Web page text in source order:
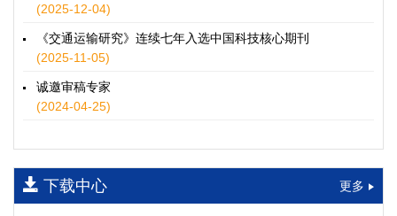
水运港-船多能源融合技术及集成应用——以宁波舟山港穿山港
童亮, 袁裕鹏, 袁成清, 唐道贵, 钟晓晖, 严新平
2026, 12(3): 125-136.
9931.2026.03.010
摘要 (33 ) HTML
师瑞峰, 程龙飞, 张凌志, 王亚彬, 刘状壮
2026, 12(3): 137-150.https://doi.org/10.16503/j.cnki.2095-
9931.2026.03.011
摘要 (16) HTML(14)
(2025-12-04)
《交通运输研究》连续七年入选中国科技核心期刊
(2025-11-05)
诚邀审稿专家
(2024-04-25)
下载中心 更多